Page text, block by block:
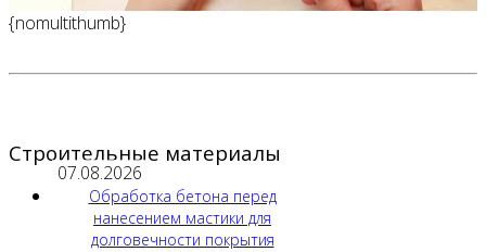
{nomultithumb}
Строительные материалы
07.08.2026
Обработка бетона перед
нанесением мастики для
долговечности покрытия